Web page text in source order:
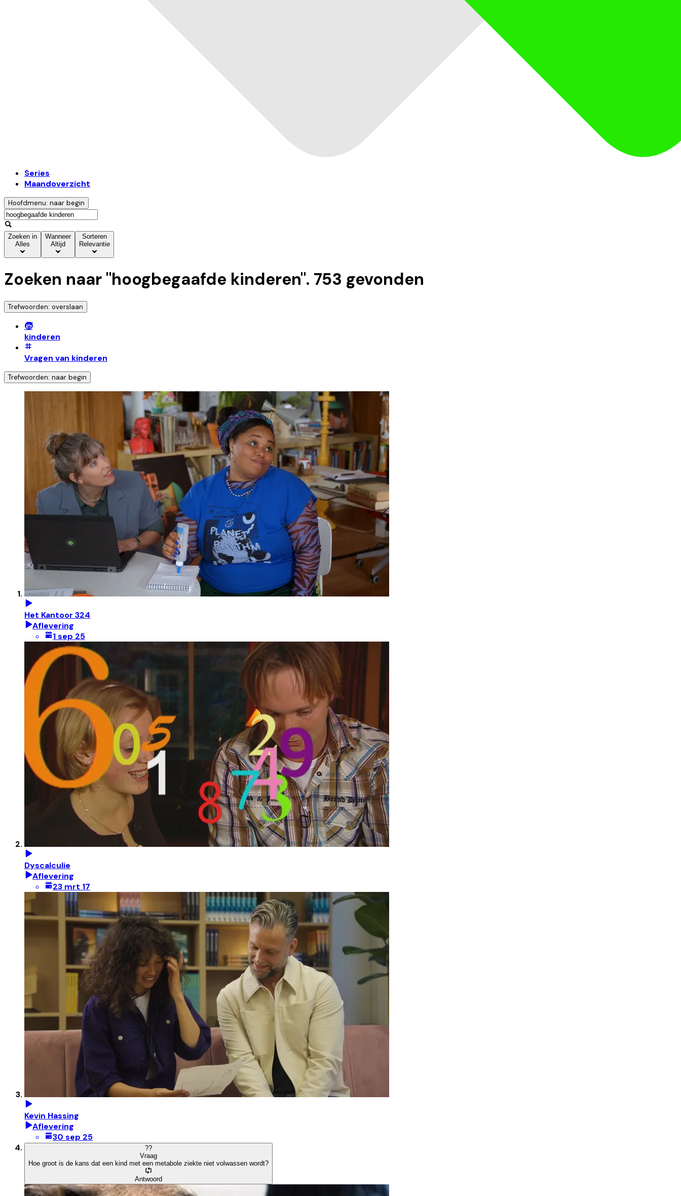
Series
Maandoverzicht
Hoofdmenu: naar begin
Zoeken in
Alles
Wanneer
Altijd
Sorteren
Relevantie
Zoeken naar "hoogbegaafde kinderen". 753 gevonden
Trefwoorden: overslaan
🧒
kinderen
Vragen van kinderen
Trefwoorden: naar begin
Het Kantoor 324
Aflevering
1 sep 25
Dyscalculie
Aflevering
23 mrt 17
Kevin Hassing
Aflevering
30 sep 25
??
Vraag
Hoe groot is de kans dat een kind met een metabole ziekte niet volwassen wordt?
Antwoord